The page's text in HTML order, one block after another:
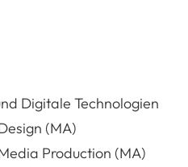
Digitale Technologien
(MA)
Production (MA)